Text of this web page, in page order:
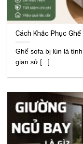
Cách Khắc Phục
Ghế sofa bị lún là
gian sử [...]